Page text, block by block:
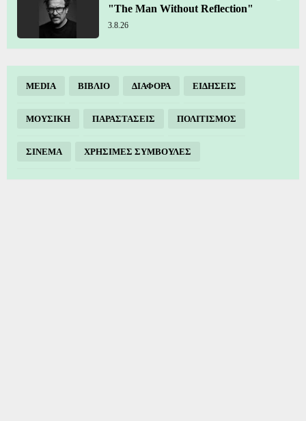
"The Man Without Reflection"
3.8.26
MEDIA ΒΙΒΛΙΟ ΔΙΑΦΟΡΑ ΕΙΔΗΣΕΙΣ
ΜΟΥΣΙΚΗ ΠΑΡΑΣΤΑΣΕΙΣ ΠΟΛΙΤΙΣΜΟΣ
ΣΙΝΕΜΑ ΧΡΗΣΙΜΕΣ ΣΥΜΒΟΥΛΕΣ